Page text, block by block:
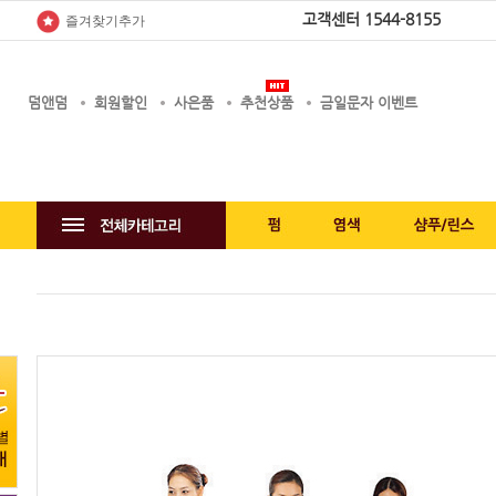
즐겨찾기추가 고객센터 1544-8155
덤앤덤 회원할인 사은품 추천상품 금일문자 이벤트